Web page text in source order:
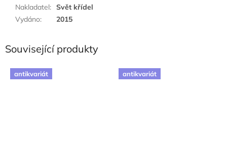
Nakladatel: Svět křídel
Vydáno: 2015
Související produkty
antikvariát antikvariát